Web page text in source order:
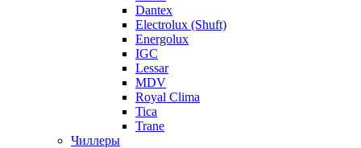
Dantex
Electrolux (Shuft)
Energolux
IGC
Lessar
MDV
Royal Clima
Tica
Trane
Чиллеры